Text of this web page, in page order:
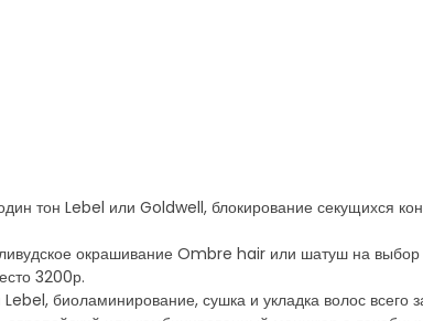
тон Lebel или Goldwell, блокирование секущихся
окрашивание Ombre hair или шатуш на
3200р.
биоламинирование, сушка и укладка волос всего